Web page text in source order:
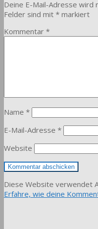
Deine E-Mail-Adresse wird
Felder sind mit * markiert
Kommentar *
Name *
E-Mail-Adresse *
Website
Diese Website verwendet
Erfahre, wie deine